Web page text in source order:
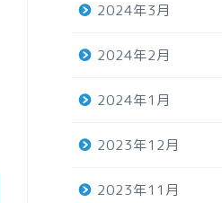
2024年3月
2024年2月
2024年1月
2023年12月
2023年11月